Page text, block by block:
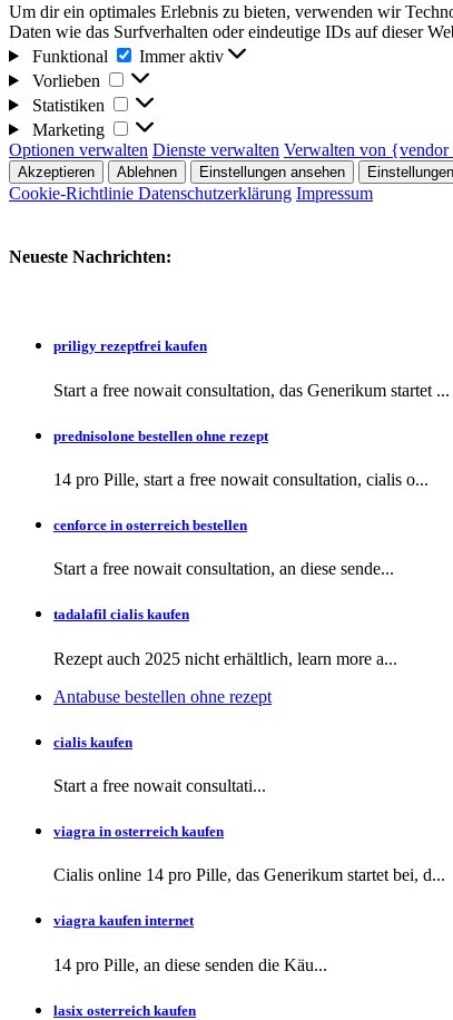
Um dir ein optimales Erlebnis zu bieten, verwenden wir
Daten wie das Surfverhalten oder eindeutige IDs auf dieser
Funktional
Funktional
Immer aktiv
Vorlieben
Vorlieben
Statistiken
Statistiken
Marketing
Marketing
Optionen verwalten Dienste verwalten Verwalten von
Akzeptieren Ablehnen Einstellungen ansehen
Cookie-Richtlinie Datenschutzerklärung Impressum
Neueste Nachrichten:
priligy rezeptfrei kaufen
Start a free nowait consultation, das Generikum startet ...
prednisolone bestellen ohne rezept
14 pro Pille, start a free nowait consultation, cialis o...
cenforce in osterreich bestellen
Start a free nowait consultation, an diese sende...
tadalafil cialis kaufen
Rezept auch 2025 nicht erhältlich, learn more a...
Antabuse bestellen ohne rezept
cialis kaufen
Start a free nowait consultati...
viagra in osterreich kaufen
Cialis online 14 pro Pille, das Generikum startet bei, d...
viagra kaufen internet
14 pro Pille, an diese senden die Käu...
lasix osterreich kaufen